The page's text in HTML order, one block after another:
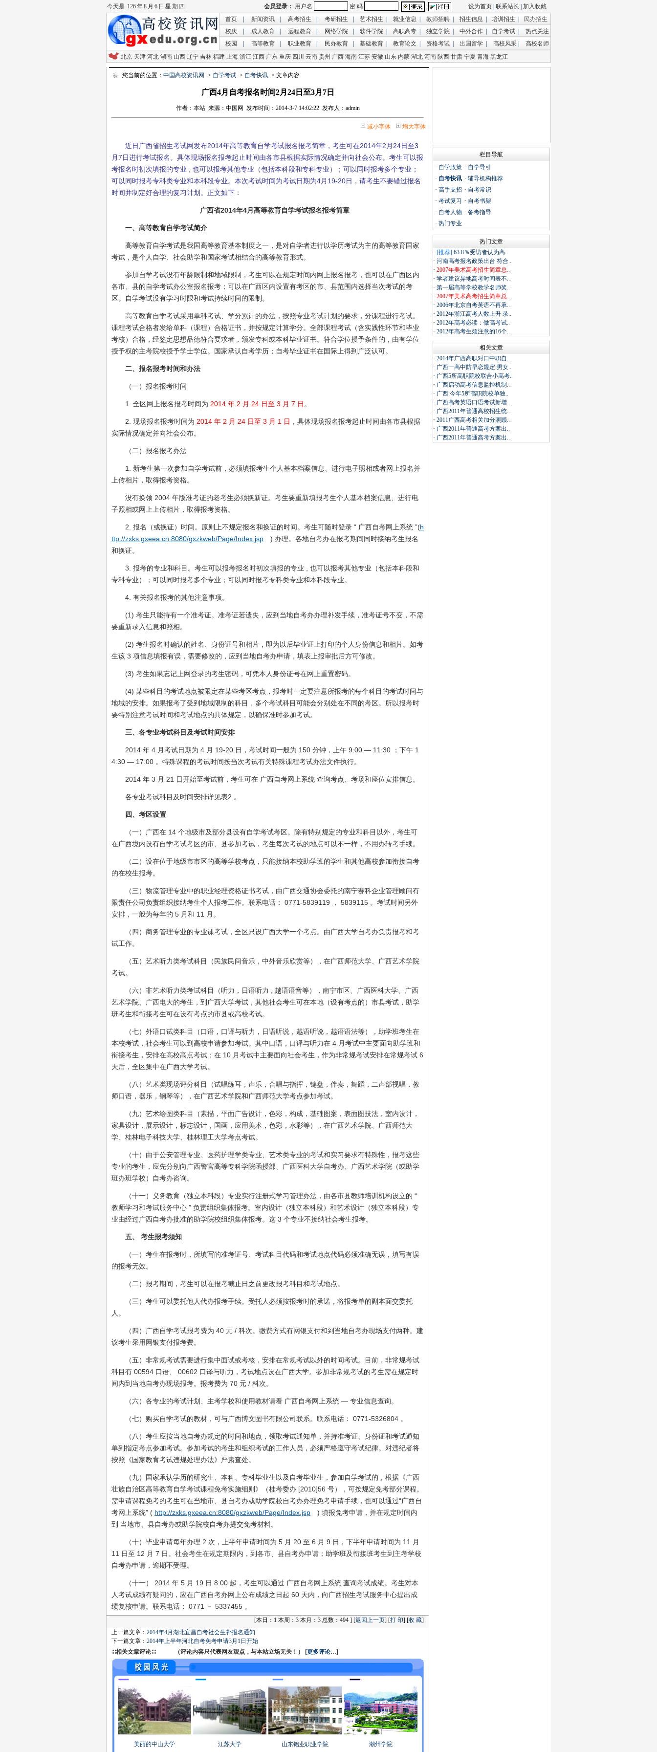
今天是 126 年 8 月 6 日 星 期 四 设为首页 联系站长
加入收藏
首页
新闻资讯 高考招生 考研招生 艺术招生 就业信息 教师招聘 招生信息 培训招生
民办招生
校庆
成人教育 远程教育 网络学院 软件学院 高职高专 独立学院 中外合作 自学考试
热点关注
校园
高等教育 职业教育 民办教育 基础教育 教育论文 资格考试 出国留学 高校风采
高校名师
北京 天津 河北 湖南 山西 辽宁 吉林 福建 上海 浙江 江西 广东 重庆 四川 云南 贵州 广西 海南 江苏 安徽 山东 内蒙 湖北 河南 陕西 甘肃 宁夏 青海 黑龙江
您当前的位置： 中国高校资讯网 -> 自学考试 -> 自考快讯 -> 文章内容
广西4月自考报名时间2月24日至3月7日
作者：本站 来源：中国网 发布时间：2014-3-7 14:02:22 发布人：admin
减小字体 增大字体
近日广西省招生考试网发布2014年高等教育自学考试报名报考简章，考生可在2014年2月24日至3
月7日进行考试报名。具体现场报名报考起止时间由各市县根据实际情况确定并向社会公布。考生可以报
考报名时初次填报的专业 , 也可以报考其他专业（包括本科段和专科专业）；可以同时报考多个专业；
可以同时报考专科类专业和本科段专业。本次考试时间为考试日期为4月19-20日，请考生不要错过报名
时间并制定好合理的复习计划。正文如下 ：
广西省2014年4月高等教育自学考试报名报考简章
一、高等教育自学考试简介
高等教育自学考试是我国高等教育基本制度之一，是对自学者进行以学历考试为主的高等教育国家
考试，是个人自学、社会助学和国家考试相结合的高等教育形式。
参加自学考试没有年龄限制和地域限制，考生可以在规定时间内网上报名报考，也可以在广西区内
各市、县的自学考试办公室报名报考；可以在广西区内设置有考区的市、县范围内选择当次考试的考
区。自学考试没有学习时限和考试持续时间的限制。
高等教育自学考试采用单科考试、学分累计的办法，按照专业考试计划的要求，分课程进行考试。
课程考试合格者发给单科（课程）合格证书，并按规定计算学分。全部课程考试（含实践性环节和毕业
考核）合格，经鉴定思想品德符合要求者，颁发专科或本科毕业证书。符合学位授予条件的，由有学位
授予权的主考院校授予学士学位。国家承认自考学历；自考毕业证书在国际上得到广泛认可。
二、报名报考时间和办法
（一）报名报考时间
1. 全区网上报名报考时间为 2014 年 2 月 24 日至 3 月 7 日 。
2. 现场报名报考时间为 2014 年 2 月 24 日至 3 月 1 日 ，具体现场报名报考起止时间由各市县根据
实际情况确定并向社会公布。
（二）报名报考办法
1. 新考生第一次参加自学考试前，必须填报考生个人基本档案信息、进行电子照相或者网上报名并
上传相片，取得报考资格。
没有换领 2004 年版准考证的老考生必须换新证。考生要重新填报考生个人基本档案信息、进行电
子照相或网上上传相片，取得报考资格。
2. 报名（或换证）时间。原则上不规定报名和换证的时间。考生可随时登录 “ 广西自考网上系统 ”(h
ttp://zxks.gxeea.cn:8080/gxzkweb/Page/Index.jsp ) 办理。各地自考办在报考期间同时接纳考生报名
和换证。
3. 报考的专业和科目。考生可以报考报名时初次填报的专业 , 也可以报考其他专业（包括本科段和
专科专业）；可以同时报考多个专业；可以同时报考专科类专业和本科段专业。
4. 有关报名报考的其他注意事项。
(1) 考生只能持有一个准考证。准考证若遗失，应到当地自考办办理补发手续，准考证号不变，不需
要重新录入信息和照相。
(2) 考生报名时确认的姓名、身份证号和相片，即为以后毕业证上打印的个人身份信息和相片。如考
生该 3 项信息填报有误，需要修改的，应到当地自考办申请，填表上报审批后方可修改。
(3) 考生如果忘记上网登录的考生密码，可凭本人身份证号在网上重置密码。
(4) 某些科目的考试地点被限定在某些考区考点，报考时一定要注意所报考的每个科目的考试时间与
地域的安排。如果报考了受到地域限制的科目，多个考试科目可能会分别处在不同的考区。所以报考时
要特别注意考试时间和考试地点的具体规定，以确保准时参加考试。
三、各专业考试科目及考试时间安排
2014 年 4 月考试日期为 4 月 19-20 日，考试时间一般为 150 分钟，上午 9:00 — 11:30 ；下午 1
4:30 — 17:00 。特殊课程的考试时间按当次考试有关特殊课程考试办法文件执行。
2014 年 3 月 21 日开始至考试前，考生可在 广西自考网上系统 查询考点、考场和座位安排信息。
各专业考试科目及时间安排详见表2 。
四、考区设置
（一）广西在 14 个地级市及部分县设有自学考试考区。除有特别规定的专业和科目以外，考生可
在广西境内设有自学考试考区的市、县参加考试，考生每次考试的地点可以不一样，不用办转考手续。
（二）设在位于地级市市区的高等学校考点，只能接纳本校助学班的学生和其他高校参加衔接自考
的在校生报考。
（三）物流管理专业中的职业经理资格证书考试，由广西交通协会委托的南宁赛科企业管理顾问有
限责任公司负责组织接纳考生个人报考工作。联系电话： 0771-5839119 ， 5839115 。考试时间另外
安排，一般为每年的 5 月和 11 月。
（四）商务管理专业的专业课考试，全区只设广西大学一个考点。由广西大学自考办负责报考和考
试工作。
（五）艺术听力类考试科目（民族民间音乐，中外音乐欣赏等），在广西师范大学、广西艺术学院
考试。
（六）非艺术听力类考试科目（听力，日语听力 , 越语语音等），南宁市区、广西医科大学、广西
艺术学院、广西电大的考生，到广西大学考试，其他社会考生可在本地（设有考点的）市县考试，助学
班考生和衔接考生可在设有考点的市县或高校考试。
（七）外语口试类科目（口语，口译与听力，日语听说，越语听说，越语语法等），助学班考生在
本校考试，社会考生可以到高校申请参加考试。其中口语，口译与听力在 4 月考试中主要面向助学班和
衔接考生，安排在高校高点考试；在 10 月考试中主要面向社会考生，作为非常规考试安排在常规考试 6
天后，全区集中在广西大学考试。
（八）艺术类现场评分科目（试唱练耳，声乐，合唱与指挥，键盘，伴奏，舞蹈，二声部视唱，教
师口语，器乐，钢琴等），在广西艺术学院和广西师范大学考点参加考试。
（九）艺术绘图类科目（素描，平面广告设计，色彩，构成，基础图案，表面图技法，室内设计，
家具设计，展示设计，标志设计，国画，应用美术，色彩，水彩等），在广西艺术学院、广西师范大
学、桂林电子科技大学、桂林理工大学考点考试。
（十）由于公安管理专业、医药护理学类专业、艺术类专业的考试和实习要求有特殊性，报考这些
专业的考生，应先分别向广西警官高等专科学院函授部、广西医科大学自考办、广西艺术学院（或助学
班办班学校）自考办咨询。
（十一）义务教育（独立本科段）专业实行注册式学习管理办法，由各市县教师培训机构设立的 “
教师学习和考试服务中心 ” 负责组织集体报考。室内设计（独立本科段）和艺术设计（独立本科段）专
业由经过广西自考办批准的助学院校组织集体报考。这 3 个专业不接纳社会考生报考。
五、 考生报考须知
（一）考生在报考时，所填写的准考证号、考试科目代码和考试地点代码必须准确无误，填写有误
的报考无效。
（二）报考期间，考生可以在报考截止日之前更改报考科目和考试地点。
（三）考生可以委托他人代办报考手续。受托人必须按报考时的承诺，将报考单的副本面交委托
人。
（四）广西自学考试报考费为 40 元 / 科次。缴费方式有网银支付和到当地自考办现场支付两种。建
议考生采用网银支付报考费。
（五）非常规考试需要进行集中面试或考核，安排在常规考试以外的时间考试。目前，非常规考试
科目有 00594 口语、 00602 口译与听力，考试地点设在广西大学。参加非常规考试的考生需在规定时
间内到当地自考办现场报考。报考费为 70 元 / 科次。
（六）各专业的考试计划、主考学校和使用教材请看 广西自考网上系统 — 专业信息查询。
（七）购买自学考试的教材，可与广西博文图书有限公司联系。联系电话： 0771-5326804 。
（八）考生应按当地自考办规定的时间和地点，领取考试通知单，并持准考证、身份证和考试通知
单到指定考点参加考试。参加考试的考生和组织考试的工作人员，必须严格遵守考试纪律。对违纪者将
按照《国家教育考试违规处理办法》严肃查处。
（九）国家承认学历的研究生、本科、专科毕业生以及自考毕业生，参加自学考试的，根据《广西
壮族自治区高等教育自学考试课程免考实施细则》（桂考委办 [2010]56 号），可按规定免考部分课程。
需申请课程免考的考生可在当地市、县自考办或助学院校自考办办理免考申请手续，也可以通过“广西自
考网上系统” ( http://zxks.gxeea.cn:8080/gxzkweb/Page/Index.jsp ) 填报免考申请，并在规定时间内
到 当地市、县自考办或助学院校自考办提交免考材料。
（十）毕业申请每年办理 2 次，上半年申请时间为 5 月 20 至 6 月 9 日，下半年申请时间为 11 月
11 日至 12 月 7 日。社会考生在规定期限内，到各市、县自考办申请；助学班及衔接班考生到主考学校
自考办申请，逾期不受理。
（十一） 2014 年 5 月 19 日 8:00 起，考生可以通过 广西自考网上系统 查询考试成绩。考生对本
人考试成绩有疑问的，应在广西自考办网上公布成绩之日起 60 天内，向广西招生考试服务中心提出成
绩复核申请。联系电话： 0771 － 5337455 。
[本日：1 本周：3 本月：3 总数：494 ] [返回上一页] [打 印] [收 藏]
上一篇文章： 2014年4月湖北宜昌自考社会生补报名通知
下一篇文章： 2014年上半年河北自考免考申请3月1日开始
∷相关文章评论∷ （评论内容只代表网友观点，与本站立场无关！） [更多评论…]
美丽的中山大学 江苏大学 山东铝业职业学院 潮州学院
栏目导航
· 自学政策 · 自学导引
· 自考快讯 · 辅导机构推荐
· 高手支招 · 自考常识
· 考试复习 · 自考书架
· 自考人物 · 备考指导
· 热门专业
热门文章
· [推荐] 63.8％受访者认为高..
· 河南高考报名政策出台 符合..
· 2007年美术高考招生简章总..
· 学者建议异地高考时间表不..
· 第一届高等学校教学名师奖..
· 2007年美术高考招生简章总..
· 2006年北京自考英语不再承..
· 2012年浙江高考人数上升 录..
· 2012年高考必读：做高考试..
· 2012年高考生须注意的16个..
相关文章
· 2014年广西高职对口中职自..
· 广西一高中防早恋规定:男女..
· 广西5所高职院校联合小高考..
· 广西启动高考信息监控机制..
· 广西:今年5所高职院校单独..
· 广西高考英语口语考试新增..
· 广西2011年普通高校招生统..
· 2011广西高考相关加分照顾..
· 广西2011年普通高考方案出..
· 广西2011年普通高考方案出..